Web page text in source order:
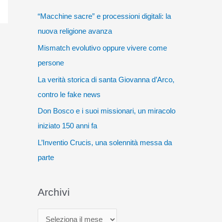
“Macchine sacre” e processioni digitali: la
nuova religione avanza
Mismatch evolutivo oppure vivere come
persone
La verità storica di santa Giovanna d’Arco,
contro le fake news
Don Bosco e i suoi missionari, un miracolo
iniziato 150 anni fa
L’Inventio Crucis, una solennità messa da
parte
Archivi